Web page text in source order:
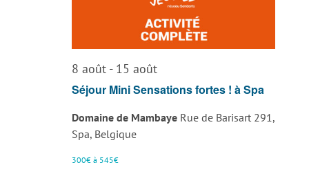
8 août- 15 août
Séjour Mini Sensations fortes ! à Spa
Domaine de Mambaye Rue de Barisart 291,
Spa, Belgique
300€ à 545€